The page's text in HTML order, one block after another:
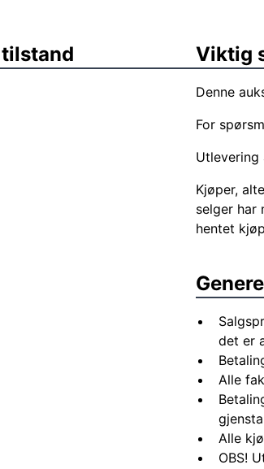
Viktig
Denne
For
Utlevering
Kjøper,
selger har
hentet
det er
Alle
Alle
OBS!